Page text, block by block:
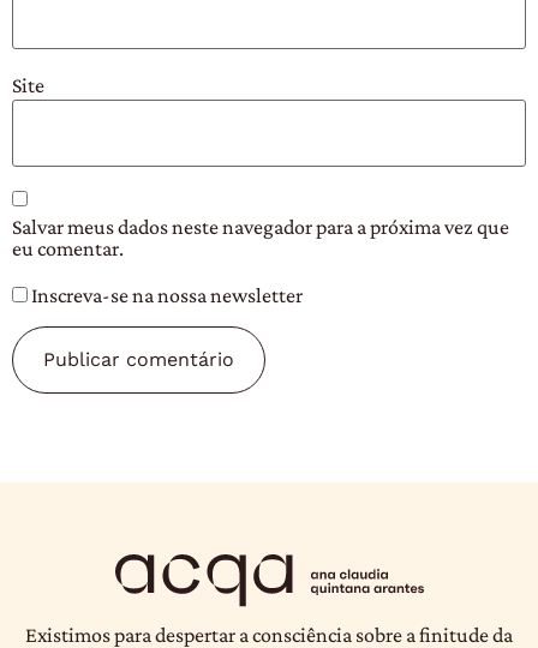
Site
Salvar meus dados neste navegador para a próxima vez que
eu comentar.
Inscreva-se na nossa newsletter
Existimos para despertar a consciência sobre a finitude da